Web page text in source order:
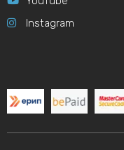
Instagram